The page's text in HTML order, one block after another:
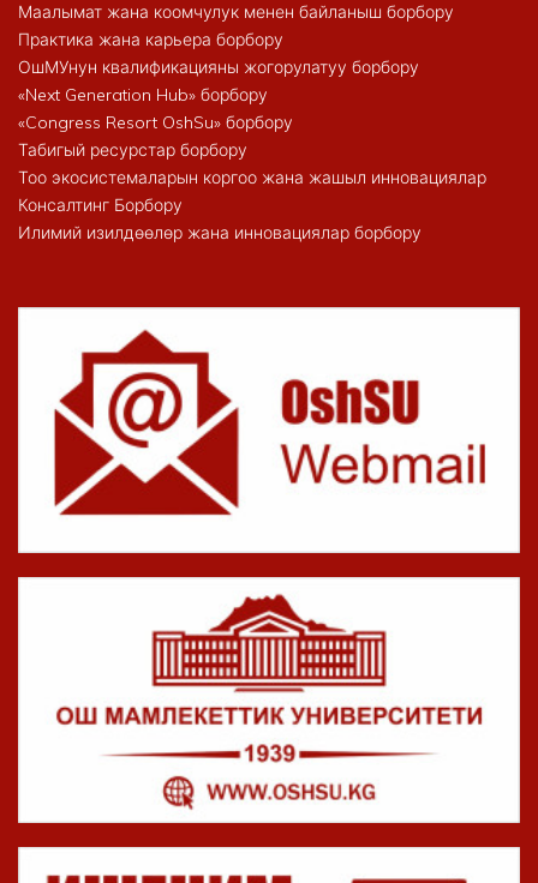
Маалымат жана коомчулук менен байланыш борбору
Практика жана карьера борбору
ОшМУнун квалификацияны жогорулатуу борбору
«Next Generation Hub» борбору
«Congress Resort OshSu» борбору
Табигый ресурстар борбору
Тоо экосистемаларын коргоо жана жашыл инновациялар
Консалтинг Борбору
Илимий изилдөөлөр жана инновациялар борбору